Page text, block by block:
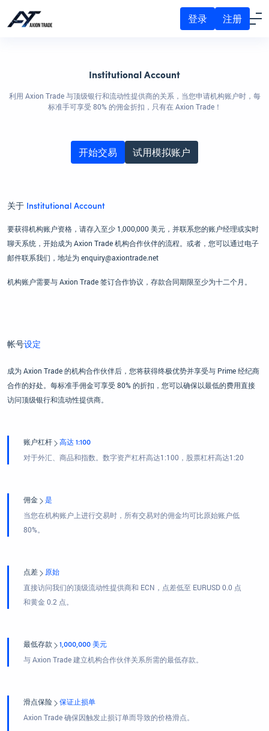
登录 注册
Institutional Account
利用 Axion Trade 与顶级银行和流动性提供商的关系，当您申请机构账户时，每
标准手可享受 80% 的佣金折扣，只有在 Axion Trade！
开始交易 试用模拟账户
关于 Institutional Account
要获得机构账户资格，请存入至少 1,000,000 美元，并联系您的账户经理或实时
聊天系统，开始成为 Axion Trade 机构合作伙伴的流程。或者，您可以通过电子
邮件联系我们，地址为 enquiry@axiontrade.net
机构账户需要与 Axion Trade 签订合作协议，存款合同期限至少为十二个月。
帐号设定
成为 Axion Trade 的机构合作伙伴后，您将获得终极优势并享受与 Prime 经纪商
合作的好处。每标准手佣金可享受 80% 的折扣，您可以确保以最低的费用直接
访问顶级银行和流动性提供商。
账户杠杆 高达 1:100
对于外汇、商品和指数。数字资产杠杆高达1:100，股票杠杆高达1:20
佣金 是
当您在机构账户上进行交易时，所有交易对的佣金均可比原始账户低
80%。
点差 原始
直接访问我们的顶级流动性提供商和 ECN，点差低至 EURUSD 0.0 点
和黄金 0.2 点。
最低存款 1,000,000 美元
与 Axion Trade 建立机构合作伙伴关系所需的最低存款。
滑点保险 保证止损单
Axion Trade 确保因触发止损订单而导致的价格滑点。